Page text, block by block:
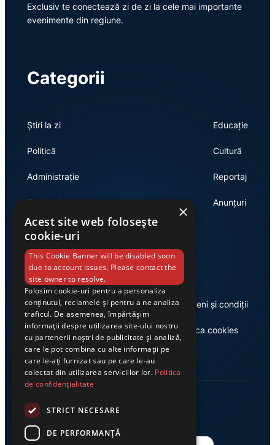
Exclusiv te conectează zi de zi la cele mai importante
evenimente din regiune.
Categorii
Știri la zi
Politică
Administrație
Economie
Educație
Cultură
Reportaj
Anunțuri
Link-uri utile
Despre noi
Casa de editură Exclusiv
Termeni și condiții
Politica cookies
×
Acest site web folosește
cookie-uri
This Cookie Banner will be disabled soon
due to account issues. Please contact the
site owner to resolve.
Folosim cookie-uri pentru a personaliza
conținutul, reclamele și pentru a ne analiza
traficul. De asemenea, împărtășim
informații despre utilizarea site-ului nostru
cu partenerii noștri de publicitate și analiză,
care le pot combina cu alte informații pe
care le-ați furnizat sau pe care le-au
colectat din utilizarea serviciilor lor. Politica
de confidențialitate
STRICT NECESARE
DE PERFORMANȚĂ